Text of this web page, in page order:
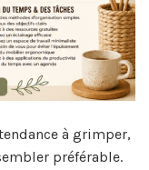
à grimper,
préférable.